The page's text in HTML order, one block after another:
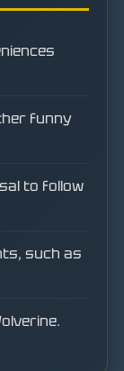
funny
to follow
such as